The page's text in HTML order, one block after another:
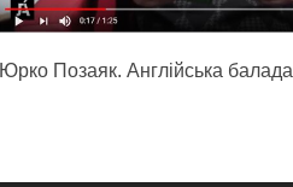
Юрко Позаяк. Англійська балада